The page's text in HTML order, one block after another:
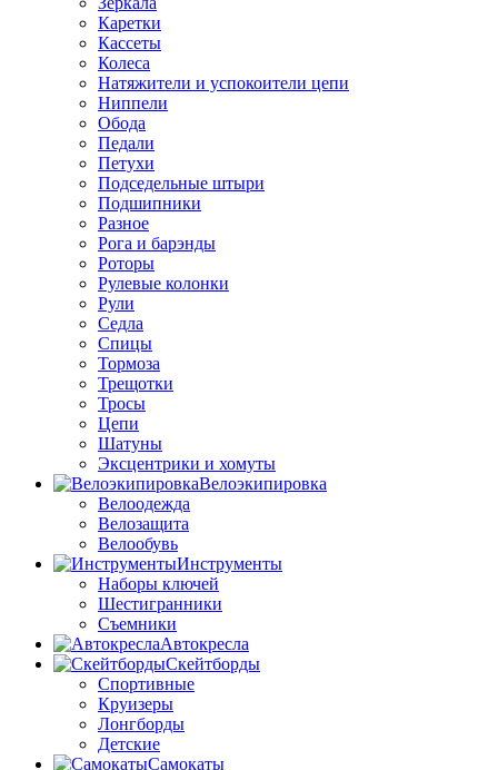
Каретки
Кассеты
Колеса
Натяжители и успокоители цепи
Ниппели
Обода
Педали
Петухи
Подседельные штыри
Подшипники
Разное
Рога и барэнды
Роторы
Рулевые колонки
Рули
Седла
Спицы
Тормоза
Трещотки
Тросы
Цепи
Шатуны
Эксцентрики и хомуты
Велоэкипировка
Велоодежда
Велозащита
Велообувь
Инструменты
Наборы ключей
Шестигранники
Съемники
Автокресла
Скейтборды
Спортивные
Круизеры
Лонгборды
Детские
Самокаты